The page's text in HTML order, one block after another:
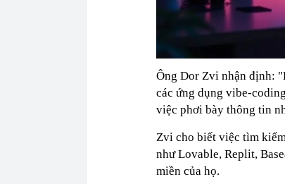
Ông Dor Zvi nhận định:
các ứng dụng vibe-
việc phơi bày thông tin
Zvi cho biết việc tìm
như Lovable, Replit,
miền của họ.